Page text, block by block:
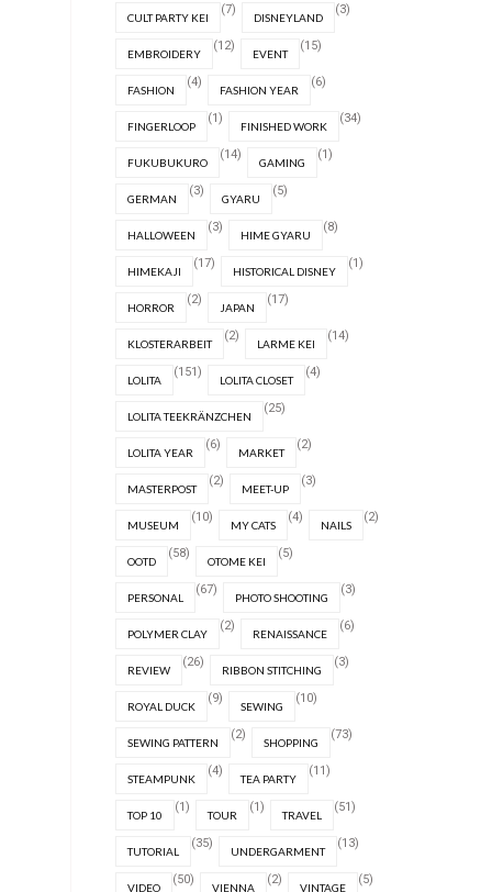
CULT PARTY KEI
(7)
DISNEYLAND
(3)
EMBROIDERY
(12)
EVENT
(15)
FASHION
(4)
FASHION YEAR
(6)
FINGERLOOP
(1)
FINISHED WORK
(34)
FUKUBUKURO
(14)
GAMING
(1)
GERMAN
(3)
GYARU
(5)
HALLOWEEN
(3)
HIME GYARU
(8)
HIMEKAJI
(17)
HISTORICAL DISNEY
(1)
HORROR
(2)
JAPAN
(17)
KLOSTERARBEIT
(2)
LARME KEI
(14)
LOLITA
(151)
LOLITA CLOSET
(4)
LOLITA TEEKRÄNZCHEN
(25)
LOLITA YEAR
(6)
MARKET
(2)
MASTERPOST
(2)
MEET-UP
(3)
MUSEUM
(10)
MY CATS
(4)
NAILS
(2)
OOTD
(58)
OTOME KEI
(5)
PERSONAL
(67)
PHOTO SHOOTING
(3)
POLYMER CLAY
(2)
RENAISSANCE
(6)
REVIEW
(26)
RIBBON STITCHING
(3)
ROYAL DUCK
(9)
SEWING
(10)
SEWING PATTERN
(2)
SHOPPING
(73)
STEAMPUNK
(4)
TEA PARTY
(11)
TOP 10
(1)
TOUR
(1)
TRAVEL
(51)
TUTORIAL
(35)
UNDERGARMENT
(13)
VIDEO
(50)
VIENNA
(2)
VINTAGE
(5)